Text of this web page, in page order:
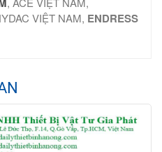
VIỆT NAM, ENDRESS